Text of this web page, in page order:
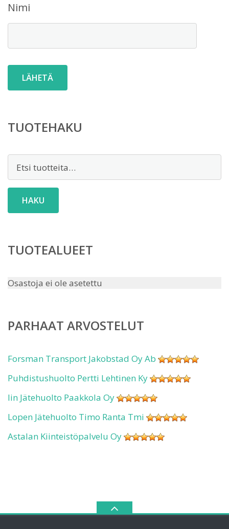
Nimi
TUOTEHAKU
HAKU
TUOTEALUEET
Osastoja ei ole asetettu
PARHAAT ARVOSTELUT
Forsman Transport Jakobstad Oy Ab
Puhdistushuolto Pertti Lehtinen Ky
Iin Jätehuolto Paakkola Oy
Lopen Jätehuolto Timo Ranta Tmi
Astalan Kiinteistöpalvelu Oy